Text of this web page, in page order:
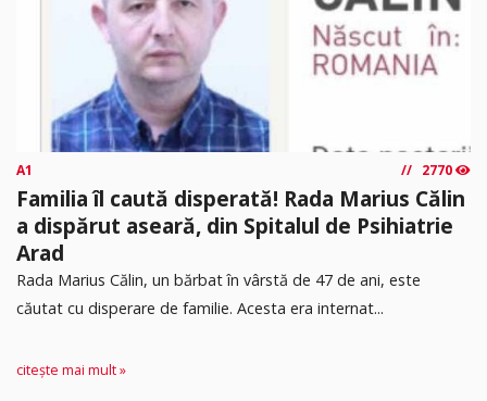
A1 2770
Familia îl caută disperată! Rada Marius Călin
a dispărut aseară, din Spitalul de Psihiatrie
Arad
Rada Marius Călin, un bărbat în vârstă de 47 de ani, este
căutat cu disperare de familie. Acesta era internat...
citește mai mult »